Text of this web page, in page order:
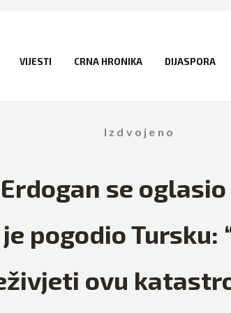
VIJESTI CRNA HRONIKA DIJASPORA
Izdvojeno
se
pogodio Tursku:
ovu